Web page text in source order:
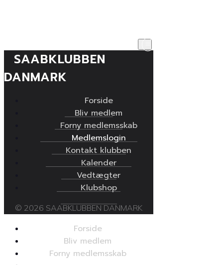
SAABKLUBBEN
DANMARK
Forside
Bliv medlem
Forny medlemsskab
Medlemslogin
Kontakt klubben
Kalender
Vedtægter
Klubshop
© 2026 SAABKLUBBEN DANMARK
Forside
Bliv medlem
Forny medlemsskab